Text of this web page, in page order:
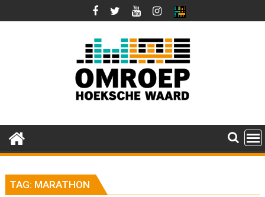
naar
TAG: MARATHON